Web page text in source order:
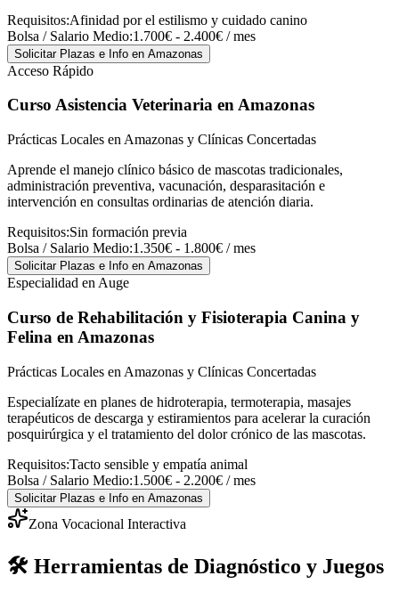
Requisitos:Afinidad por el estilismo y cuidado canino
Bolsa / Salario Medio:1.700€ - 2.400€ / mes
Solicitar Plazas e Info en Amazonas
Acceso Rápido
Curso Asistencia Veterinaria en Amazonas
Prácticas Locales en Amazonas y Clínicas Concertadas
Aprende el manejo clínico básico de mascotas tradicionales,
administración preventiva, vacunación, desparasitación e
intervención en consultas ordinarias de atención diaria.
Requisitos:Sin formación previa
Bolsa / Salario Medio:1.350€ - 1.800€ / mes
Solicitar Plazas e Info en Amazonas
Especialidad en Auge
Curso de Rehabilitación y Fisioterapia Canina y
Felina en Amazonas
Prácticas Locales en Amazonas y Clínicas Concertadas
Especialízate en planes de hidroterapia, termoterapia, masajes
terapéuticos de descarga y estiramientos para acelerar la curación
posquirúrgica y el tratamiento del dolor crónico de las mascotas.
Requisitos:Tacto sensible y empatía animal
Bolsa / Salario Medio:1.500€ - 2.200€ / mes
Solicitar Plazas e Info en Amazonas
Zona Vocacional Interactiva
🛠️ Herramientas de Diagnóstico y Juegos